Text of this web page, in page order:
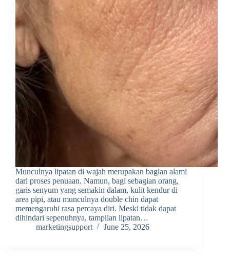
Munculnya lipatan di wajah merupakan bagian alami
dari proses penuaan. Namun, bagi sebagian orang,
garis senyum yang semakin dalam, kulit kendur di
area pipi, atau munculnya double chin dapat
memengaruhi rasa percaya diri. Meski tidak dapat
dihindari sepenuhnya, tampilan lipatan…
marketingsupport
June 25, 2026